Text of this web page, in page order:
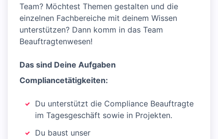
Team? Möchtest Themen gestalten und die
einzelnen Fachbereiche mit deinem Wissen
unterstützen? Dann komm in das Team
Beauftragtenwesen!
Das sind Deine Aufgaben
Compliancetätigkeiten:
Du unterstützt die Compliance Beauftragte
im Tagesgeschäft sowie in Projekten.
Du baust unser